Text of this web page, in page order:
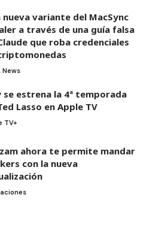
nueva variante del MacSync
a través de una guía falsa
que roba credenciales
News
se estrena la 4ª temporada
Lasso en Apple TV
TV+
ahora te permite mandar
con la nueva